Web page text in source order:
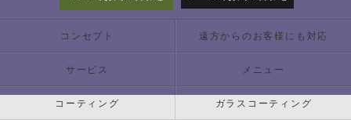
コンセプト 遠方からのお客様にも対応
サービス メニュー
コーティング ガラスコーティング